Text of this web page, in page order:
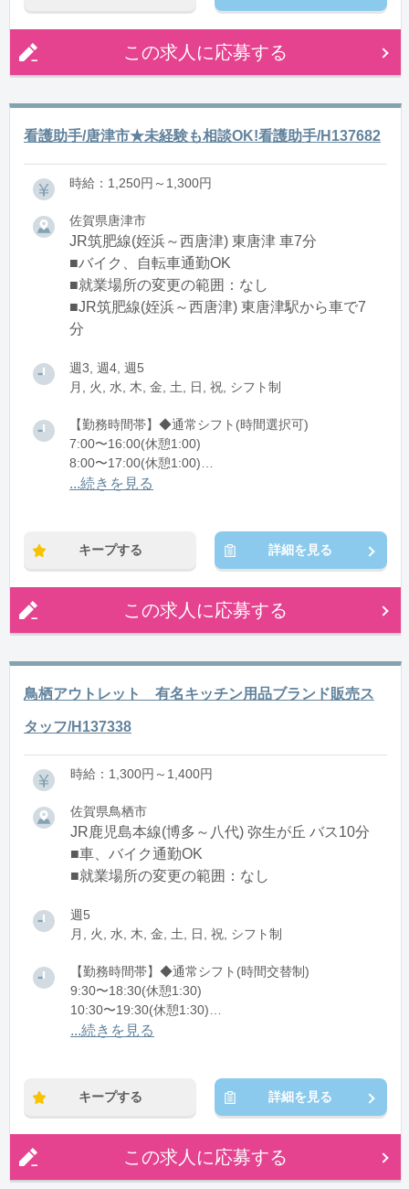
この求人に応募する
看護助手/唐津市★未経験も相談OK!看護助手/H137682
時給：1,250円～1,300円
佐賀県唐津市
JR筑肥線(姪浜～西唐津) 東唐津 車7分
■バイク、自転車通勤OK
■就業場所の変更の範囲：なし
■JR筑肥線(姪浜～西唐津) 東唐津駅から車で7
分
週3, 週4, 週5
月, 火, 水, 木, 金, 土, 日, 祝, シフト制
【勤務時間帯】◆通常シフト(時間選択可)
7:00〜16:00(休憩1:00)
8:00〜17:00(休憩1:00)
12:00〜21:00(休憩1:00)
...続きを見る
キープする 詳細を見る
この求人に応募する
鳥栖アウトレット 有名キッチン用品ブランド販売ス
タッフ/H137338
時給：1,300円～1,400円
佐賀県鳥栖市
JR鹿児島本線(博多～八代) 弥生が丘 バス10分
■車、バイク通勤OK
■就業場所の変更の範囲：なし
週5
月, 火, 水, 木, 金, 土, 日, 祝, シフト制
【勤務時間帯】◆通常シフト(時間交替制)
9:30〜18:30(休憩1:30)
10:30〜19:30(休憩1:30)
11:30〜20:30(休憩1:30)
...続きを見る
キープする 詳細を見る
この求人に応募する